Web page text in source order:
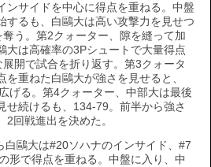
ンサイドを中心に得点を重ねる。中盤
するも、白鷗大は高い攻撃力を見せつ
う。第2クォーター、隙を縫って加
大は高確率の3Pシュートで大量得点
開で試合を折り返す。第3クォータ
を重ねた白鷗大が強さを見せると、
げる。第4クォーター、中部大は最後
せ続けるも、134-79。前半から強さ
2回戦進出を決めた。
白鷗大は#20ソハナのインサイド、#7
形で得点を重ねる。中盤に入り、中